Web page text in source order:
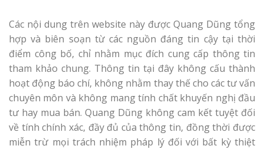
Các nội dung trên website này được Quang Dũng tổng
hợp và biên soạn từ các nguồn đáng tin cậy tại thời
điểm công bố, chỉ nhằm mục đích cung cấp thông tin
tham khảo chung. Thông tin tại đây không cấu thành
hoạt động báo chí, không nhằm thay thế cho các tư vấn
chuyên môn và không mang tính chất khuyến nghị đầu
tư hay mua bán. Quang Dũng không cam kết tuyệt đối
về tính chính xác, đầy đủ của thông tin, đồng thời được
miễn trừ mọi trách nhiệm pháp lý đối với bất kỳ thiệt